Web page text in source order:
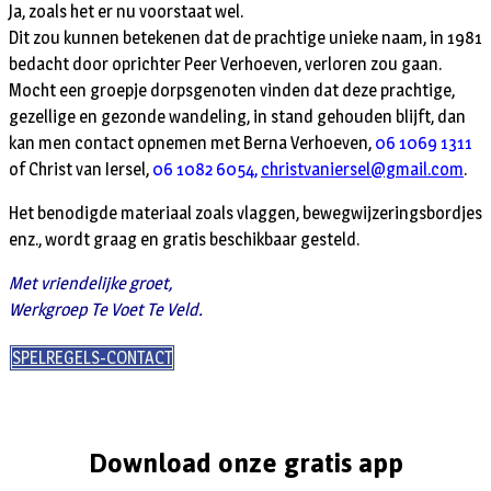
Ja, zoals het er nu voorstaat wel.
Dit zou kunnen betekenen dat de prachtige unieke naam, in 1981
bedacht door oprichter Peer Verhoeven, verloren zou gaan.
Mocht een groepje dorpsgenoten vinden dat deze prachtige,
gezellige en gezonde wandeling, in stand gehouden blijft, dan
kan men contact opnemen met Berna Verhoeven, 06 1069 1311
of Christ van Iersel, 06 1082 6054, christvaniersel@gmail.com.
Het benodigde materiaal zoals vlaggen, bewegwijzeringsbordjes
enz., wordt graag en gratis beschikbaar gesteld.
Met vriendelijke groet,
Werkgroep Te Voet Te Veld.
SPELREGELS-CONTACT
Download onze gratis app